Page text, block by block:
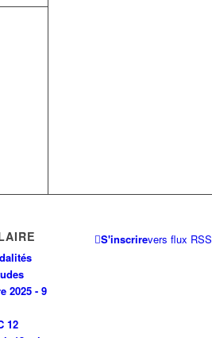
2025 - 9
12
S'inscrirevers flux RSS